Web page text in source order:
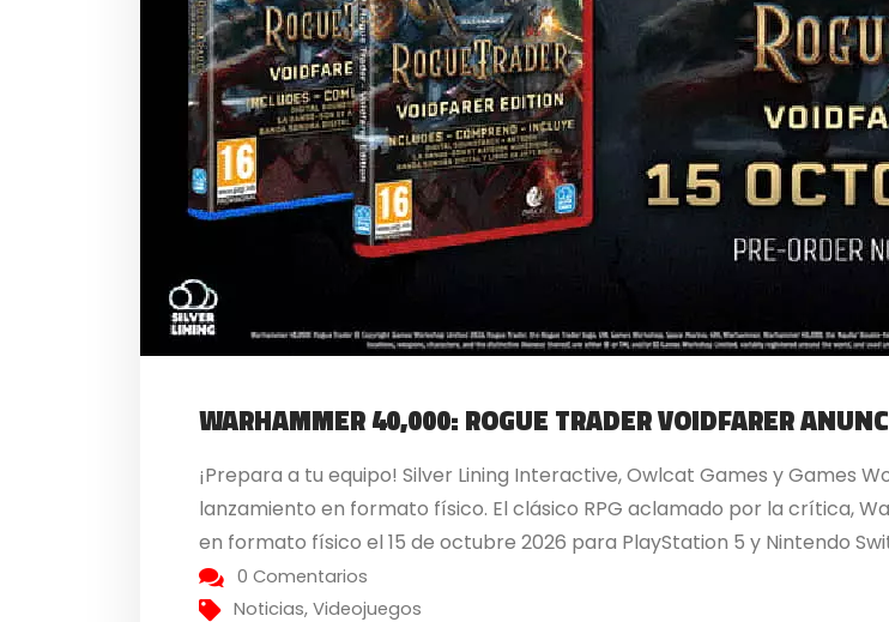
WARHAMMER 40,000: ROGUE TRADER VOIDFARER
¡Prepara a tu equipo! Silver Lining Interactive, Owlcat Games y Games
lanzamiento en formato físico. El clásico RPG aclamado por la crítica,
en formato físico el 15 de octubre 2026 para PlayStation 5 y Nintendo
0 Comentarios
Noticias,Videojuegos